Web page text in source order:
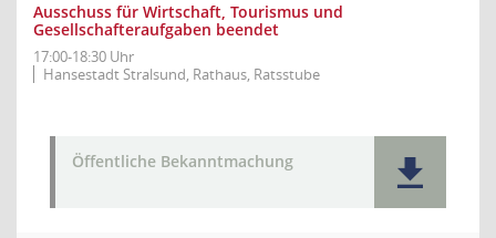
Ausschuss für Wirtschaft, Tourismus und
Gesellschafteraufgaben beendet
17:00-18:30 Uhr
Hansestadt Stralsund, Rathaus, Ratsstube
Öffentliche Bekanntmachung